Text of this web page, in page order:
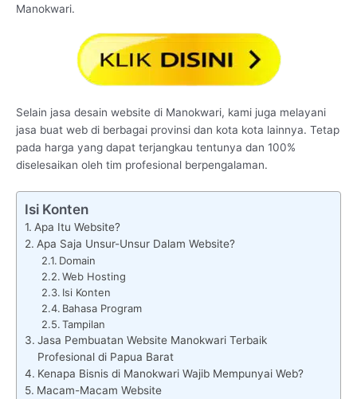
Manokwari.
Selain jasa desain website di Manokwari, kami juga melayani
jasa buat web di berbagai provinsi dan kota kota lainnya. Tetap
pada harga yang dapat terjangkau tentunya dan 100%
diselesaikan oleh tim profesional berpengalaman.
Isi Konten
Apa Itu Website?
Apa Saja Unsur-Unsur Dalam Website?
Domain
Web Hosting
Isi Konten
Bahasa Program
Tampilan
Jasa Pembuatan Website Manokwari Terbaik
Profesional di Papua Barat
Kenapa Bisnis di Manokwari Wajib Mempunyai Web?
Macam-Macam Website